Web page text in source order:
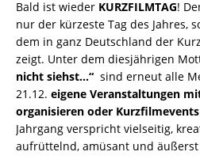
Bald ist wieder KURZFILMTAG!
nur der kürzeste Tag des Jahres,
dem in ganz Deutschland der
zeigt. Unter dem diesjährigen
nicht siehst…“ sind erneut alle
21.12. eigene Veranstaltungen
organisieren oder
Jahrgang verspricht vielseitig,
aufrüttelnd, amüsant und